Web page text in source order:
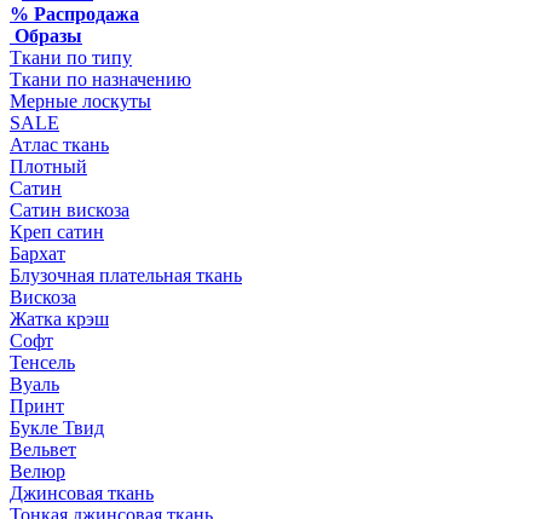
% Распродажа
Образы
Ткани по типу
Ткани по назначению
Мерные лоскуты
SALE
Атлас ткань
Плотный
Сатин
Сатин вискоза
Креп сатин
Бархат
Блузочная плательная ткань
Вискоза
Жатка крэш
Софт
Тенсель
Вуаль
Принт
Букле Твид
Вельвет
Велюр
Джинсовая ткань
Тонкая джинсовая ткань